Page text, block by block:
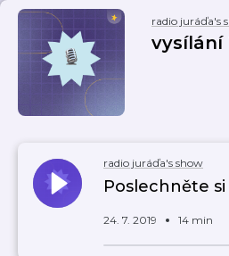
radio juráďa's
vysílání
radio juráďa's show
Poslechněte
24. 7. 2019 14 min